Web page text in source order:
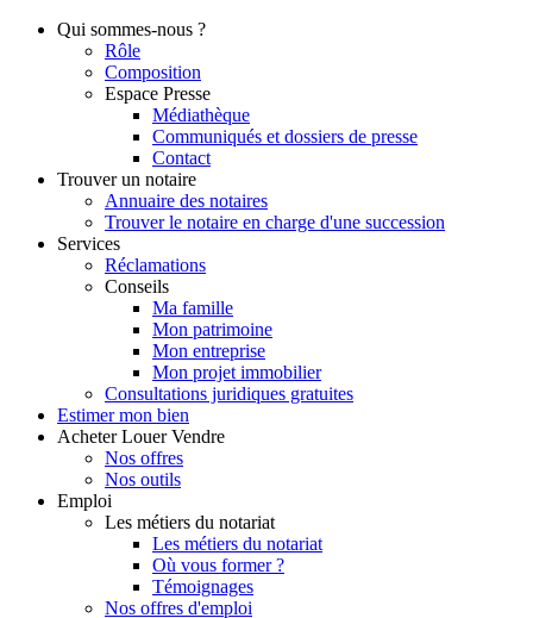
Qui sommes-nous ?
Rôle
Composition
Espace Presse
Médiathèque
Communiqués et dossiers de presse
Contact
Trouver un notaire
Annuaire des notaires
Trouver le notaire en charge d'une succession
Services
Réclamations
Conseils
Ma famille
Mon patrimoine
Mon entreprise
Mon projet immobilier
Consultations juridiques gratuites
Estimer mon bien
Acheter Louer Vendre
Nos offres
Nos outils
Emploi
Les métiers du notariat
Les métiers du notariat
Où vous former ?
Témoignages
Nos offres d'emploi